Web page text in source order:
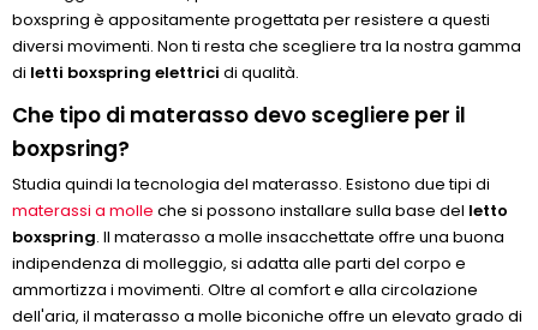
boxspring è appositamente progettata per resistere a questi
diversi movimenti. Non ti resta che scegliere tra la nostra gamma
di letti boxspring elettrici di qualità.
Che tipo di materasso devo scegliere per il
boxpsring?
Studia quindi la tecnologia del materasso. Esistono due tipi di
materassi a molle che si possono installare sulla base del letto
boxspring. Il materasso a molle insacchettate offre una buona
indipendenza di molleggio, si adatta alle parti del corpo e
ammortizza i movimenti. Oltre al comfort e alla circolazione
dell'aria, il materasso a molle biconiche offre un elevato grado di